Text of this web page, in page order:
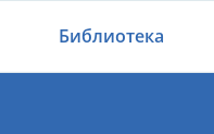
Библиотека